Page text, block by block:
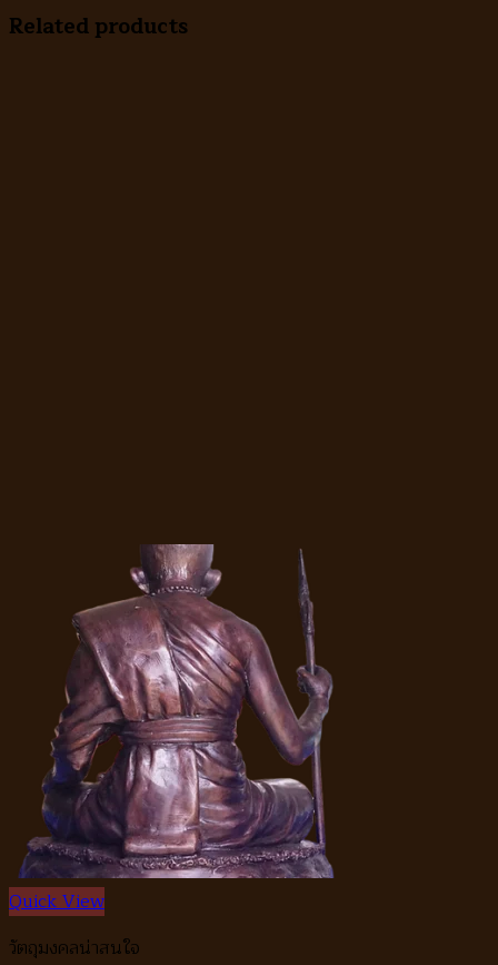
Related products
Quick View
วัตถุมงคลน่าสนใจ